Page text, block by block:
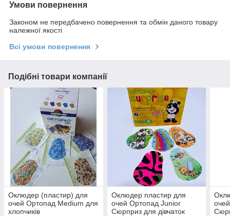
Умови повернення
Законом не передбачено повернення та обмін даного товару
належної якості
Всі умови повернення
Подібні товари компанії
Оклюдер (пластир) для
очей Ортопад Medium для
хлопчиків
Оклюдер пластир для
очей Ортопад Junior
Сюрприз для дівчаток